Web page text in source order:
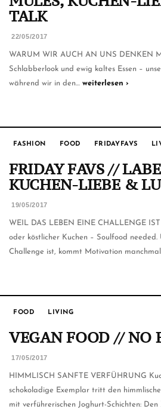
TALK
22/05/2017
WARUM WIR AUCH AN UNS DENKEN
Schlabberlook und ewig kaltes Essen –
während wir in den… weiterlesen ›
FASHION FOOD FRIDAYFAVS
FRIDAY FAVS //
KUCHEN-LIEBE &
19/05/2017
WEIL DAS LEBEN EINE CHALLENGE
oder köstlicher Kuchen – Soulfood
Challenge ist, kommt Motivation
FOOD LIVING
VEGAN FOOD // NO
17/05/2017
HIMMLISCH SANFTE VERFÜHRUNG
schokoladige Exemplar tritt den
mit verführerischen Joghurt-Schichten: